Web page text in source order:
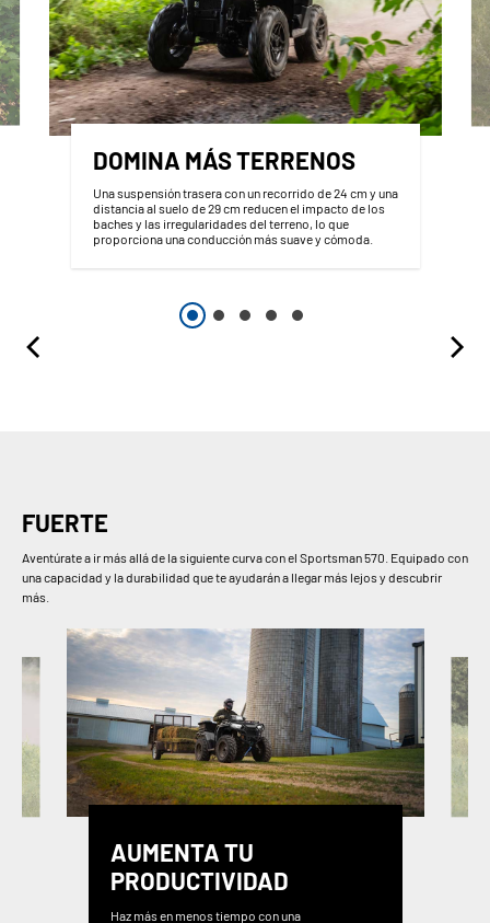
DOMINA MÁS TERRENOS
Una suspensión trasera con un recorrido de 24 cm y una
distancia al suelo de 29 cm reducen el impacto de los
baches y las irregularidades del terreno, lo que
proporciona una conducción más suave y cómoda.
FUERTE
Aventúrate a ir más allá de la siguiente curva con el Sportsman 570. Equipado con
una capacidad y la durabilidad que te ayudarán a llegar más lejos y descubrir
más.
AUMENTA TU
PRODUCTIVIDAD
Haz más en menos tiempo con una